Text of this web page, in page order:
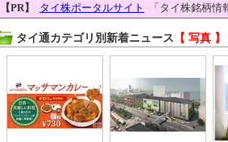
【PR】 タイ株ポータルサイト 「タイ株銘柄情
タイ通カテゴリ別新着ニュース 【 写真 】